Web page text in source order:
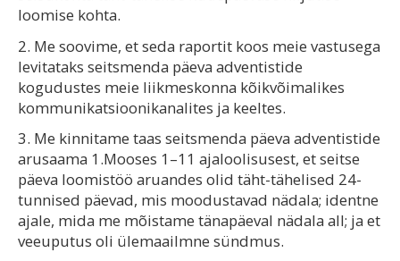
loomise kohta.
2. Me soovime, et seda raportit koos meie vastusega
levitataks seitsmenda päeva adventistide
kogudustes meie liikmeskonna kõikvõimalikes
kommunikatsioonikanalites ja keeltes.
3. Me kinnitame taas seitsmenda päeva adventistide
arusaama 1.Mooses 1–11 ajaloolisusest, et seitse
päeva loomistöö aruandes olid täht-tähelised 24-
tunnised päevad, mis moodustavad nädala; identne
ajale, mida me mõistame tänapäeval nädala all; ja et
veeuputus oli ülemaailmne sündmus.